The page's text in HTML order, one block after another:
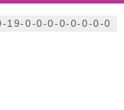
19-0-0-0-0-0-0-0-0